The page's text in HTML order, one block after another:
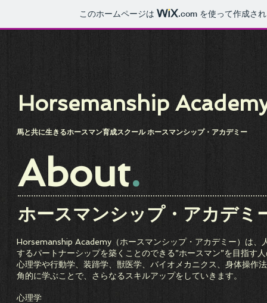
このホームページは .com を使って作成さ
Horsemanship
馬と共に生きるホースマン育成スクール ホースマンシップ・アカデミー
About.
ホースマンシップ・アカデミ
Horsemanship Academy（ホースマンシップ・アカデミー）は、
するパートナーシップを築くことのできる”ホースマン”を目指す
心理学や行動学、装蹄学、獣医学、バイオメカニクス、身体操作
角的に学ぶことで、さらなるスキルアップをしていきます。
心理学